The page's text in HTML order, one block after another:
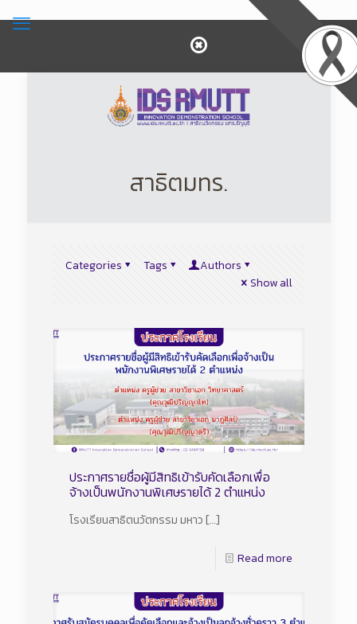
สาธิตมทร.
Categories Tags
Authors
Show all
ประกาศรายชื่อผู้มีสิทธิเข้ารับคัดเลือกเพื่อ
จ้างเป็นพนักงานพิเศษรายได้ 2 ตำแหน่ง
โรงเรียนสาธิตนวัตกรรม มหาว[…]
Read more